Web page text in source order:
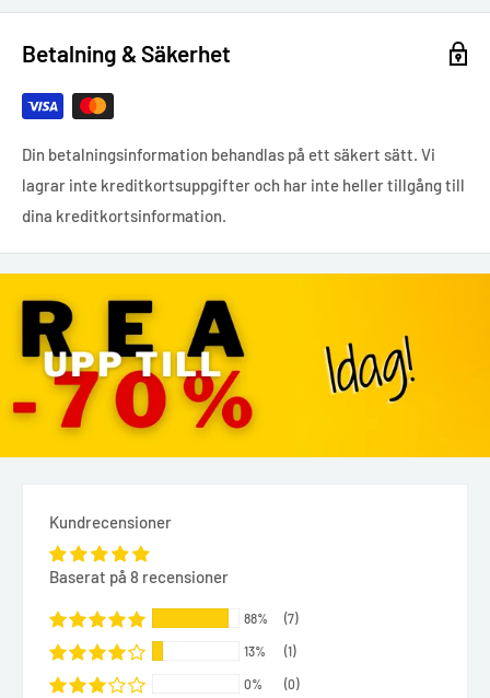
Betalning & Säkerhet
Din betalningsinformation behandlas på ett säkert sätt. Vi
lagrar inte kreditkortsuppgifter och har inte heller tillgång till
dina kreditkortsinformation.
Kundrecensioner
Baserat på 8 recensioner
88% (7)
13% (1)
0% (0)